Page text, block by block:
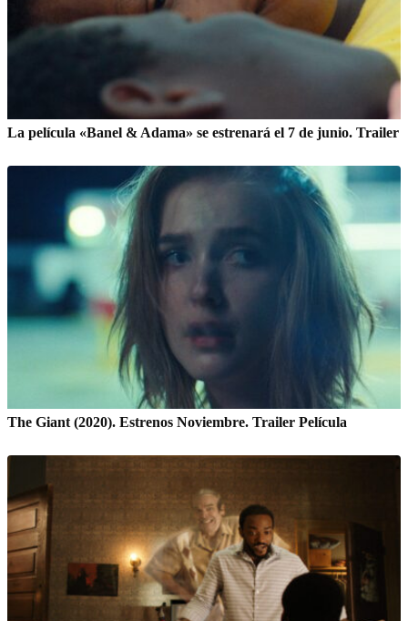
La película «Banel & Adama» se estrenará el 7 de junio. Trailer
The Giant (2020). Estrenos Noviembre. Trailer Película